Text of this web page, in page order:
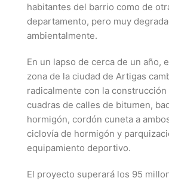
habitantes del barrio como de
departamento, pero muy
ambientalmente.
En un lapso de cerca de un año,
zona de la ciudad de Artigas
radicalmente con la construcción
cuadras de calles de bitumen,
hormigón, cordón cuneta a
ciclovía de hormigón y
equipamiento deportivo.
El proyecto superará los 95